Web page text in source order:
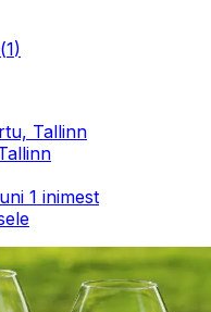
(1)
Tallinn
1 inimest